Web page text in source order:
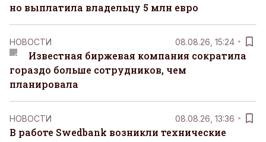
но выплатила владельцу 5 млн евро
НОВОСТИ 08.08.26, 15:24
Известная биржевая компания сократила
гораздо больше сотрудников, чем
планировала
НОВОСТИ 08.08.26, 13:36
В работе Swedbank возникли технические